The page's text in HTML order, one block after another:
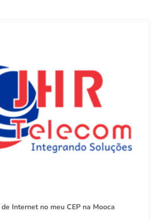
Internet no meu CEP na Mooca